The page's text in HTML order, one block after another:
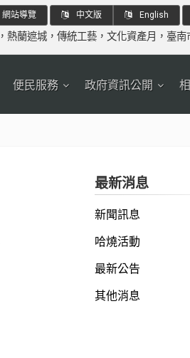
網站導覽 中文版 English
， 熱蘭遮城 ， 傳統工藝 ， 文化資產月 ， 臺南
便民服務 政府資訊公開
最新消息
新聞訊息
哈燒活動
最新公告
其他消息